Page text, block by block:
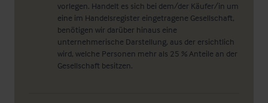
vorlegen. Handelt es sich bei dem/der Käufer/in um
eine im Handelsregister eingetragene Gesellschaft,
benötigen wir darüber hinaus eine
unternehmerische Darstellung, aus der ersichtlich
wird, welche Personen mehr als 25 % Anteile an der
Gesellschaft besitzen.